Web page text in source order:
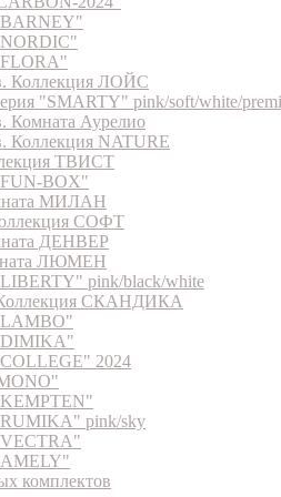
Коллекция ЛОЙС
"SMARTY" pink/soft/white/
Комната Аурелио
Коллекция NATURE
ТВИСТ
BOX"
МИЛАН
СОФТ
ДЕНВЕР
ЛЮМЕН
pink/black/white
СКАНДИКА
2024
pink/sky
комплектов